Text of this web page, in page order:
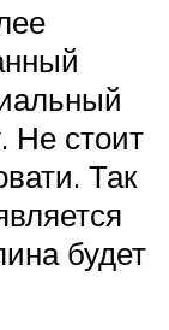
Не стоит
Так
будет